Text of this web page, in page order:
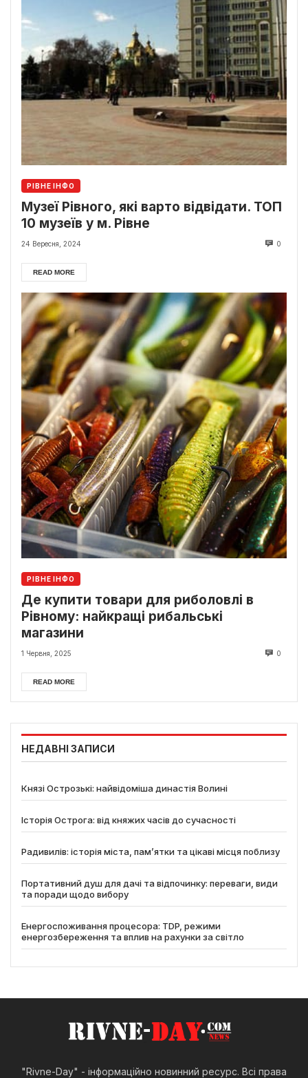
РІВНЕ ІНФО
Музеї Рівного, які варто відвідати. ТОП
10 музеїв у м. Рівне
24 Вересня, 2024 0
READ MORE
РІВНЕ ІНФО
Де купити товари для риболовлі в
Рівному: найкращі рибальські
магазини
1 Червня, 2025 0
READ MORE
НЕДАВНІ ЗАПИСИ
Князі Острозькі: найвідоміша династія Волині
Історія Острога: від княжих часів до сучасності
Радивилів: історія міста, пам’ятки та цікаві місця поблизу
Портативний душ для дачі та відпочинку: переваги, види
та поради щодо вибору
Енергоспоживання процесора: TDP, режими
енергозбереження та вплив на рахунки за світло
"Rivne-Day" - інформаційно новинний ресурс. Всі права